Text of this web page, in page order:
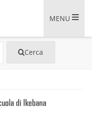
MENU